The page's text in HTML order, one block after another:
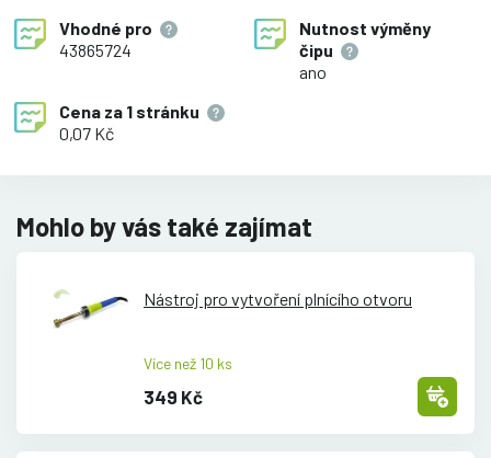
Vhodné pro
43865724
Nutnost výměny
čipu
ano
Cena za 1 stránku
0,07 Kč
Mohlo by vás také zajímat
Nástroj pro vytvoření plnícího otvoru
Více než 10 ks
349 Kč